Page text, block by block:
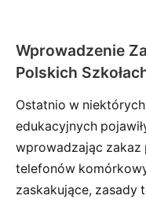
Wprowadzenie
Polskich
Ostatnio w
edukacyjnych
wprowadzając zakaz
telefonów
zaskakujące, zasady